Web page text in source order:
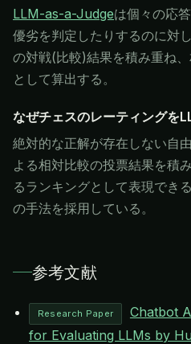
LLM-as-a-Judgeは個々の応
優劣を判定したりするのに対
の対戦(比較)結果を積み重ね
として算出する。
なぜチェスのレーティングを
絶対的な正解が存在しない自
よる相対比較の投票結果を積
るランキングとして表現できる
の手法を採用している。
参考文献
Research Paper
Chatbot
for Evaluating LLMs by